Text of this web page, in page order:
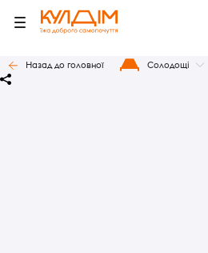
Назад до головної Солодощі